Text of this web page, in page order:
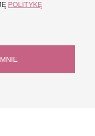
POLITYKĘ